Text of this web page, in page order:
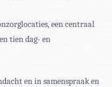
een centraal
tien dag- en
en in samenspraak en